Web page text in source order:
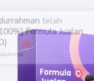
telah
Formula Jualan